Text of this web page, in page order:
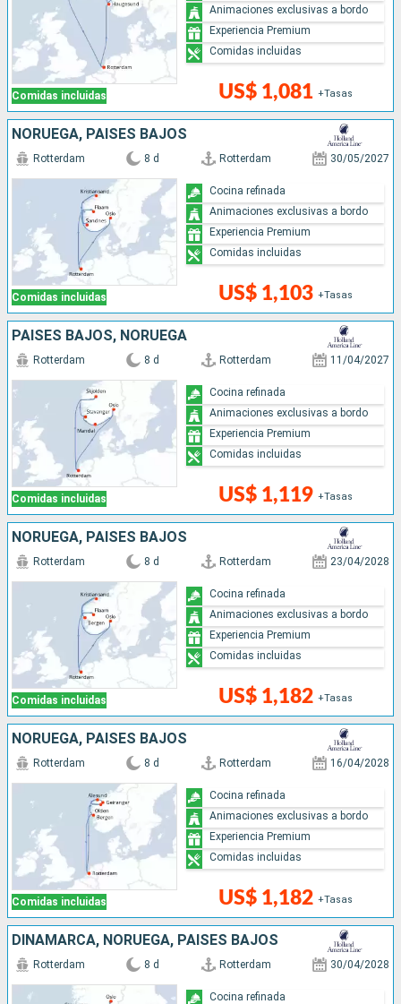
Comidas incluidas US$ 1,081 +Tasas
Animaciones exclusivas a bordo
Experiencia Premium
Comidas incluidas
NORUEGA, PAISES BAJOS
Comidas incluidas
Rotterdam 8 d Rotterdam 30/05/2027
US$ 1,103 +Tasas
Cocina refinada
Animaciones exclusivas a bordo
Experiencia Premium
Comidas incluidas
PAISES BAJOS, NORUEGA
Comidas incluidas
Rotterdam 8 d Rotterdam 11/04/2027
US$ 1,119 +Tasas
Cocina refinada
Animaciones exclusivas a bordo
Experiencia Premium
Comidas incluidas
NORUEGA, PAISES BAJOS
Comidas incluidas
Rotterdam 8 d Rotterdam 23/04/2028
US$ 1,182 +Tasas
Cocina refinada
Animaciones exclusivas a bordo
Experiencia Premium
Comidas incluidas
NORUEGA, PAISES BAJOS
Comidas incluidas
Rotterdam 8 d Rotterdam 16/04/2028
US$ 1,182 +Tasas
Cocina refinada
Animaciones exclusivas a bordo
Experiencia Premium
Comidas incluidas
DINAMARCA, NORUEGA, PAISES BAJOS
Rotterdam 8 d Rotterdam 30/04/2028
Cocina refinada